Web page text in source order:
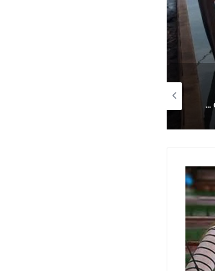
تونس تحتل المرتبة الاولى افريقيا من حيث عدد النساء المطورات للبرمجيات